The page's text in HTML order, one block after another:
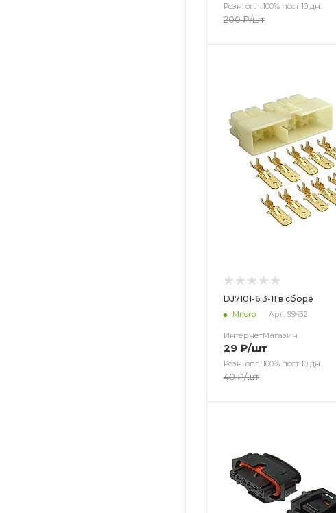
Розн. опл.:100% пост 10 дн.
200₽/шт
DJ7101-6.3-11 в сборе
Много Арт.: 99432
ИнтернетМагазин
29 ₽/шт
Розн. опл.:100% пост 10 дн.
40₽/шт